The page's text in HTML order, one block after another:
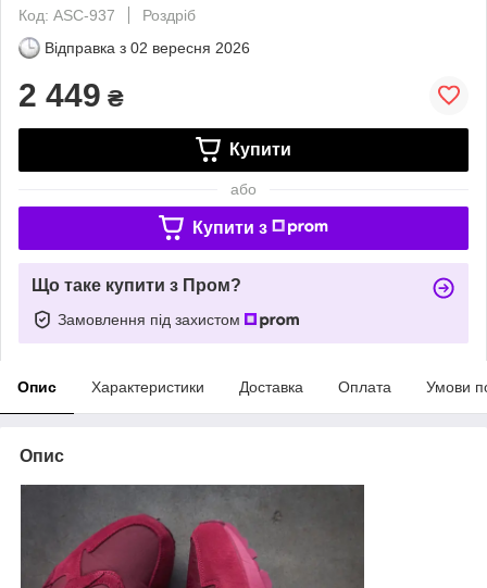
Код: ASC-937
Роздріб
Відправка з 02 вересня 2026
2 449 ₴
Купити
або
Купити з
Що таке купити з Пром?
Замовлення під захистом
Опис Характеристики Доставка Оплата Умови
Опис